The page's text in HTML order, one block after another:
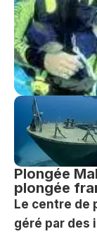
Plongée
plongée
Le centre de
géré par des